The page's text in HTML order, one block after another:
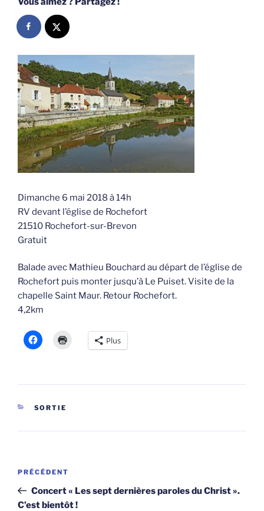
Dimanche 6 mai 2018 à 14h
RV devant l’église de Rochefort
21510 Rochefort-sur-Brevon
Gratuit
Balade avec Mathieu Bouchard au départ de l’église de
Rochefort puis monter jusqu’à Le Puiset. Visite de la
chapelle Saint Maur. Retour Rochefort.
4,2km
Plus
CATÉGORIES
SORTIE
Navigation
l’article
Article
précédent
PRÉCÉDENT
Concert « Les sept dernières paroles du Christ ».
C’est bientôt !